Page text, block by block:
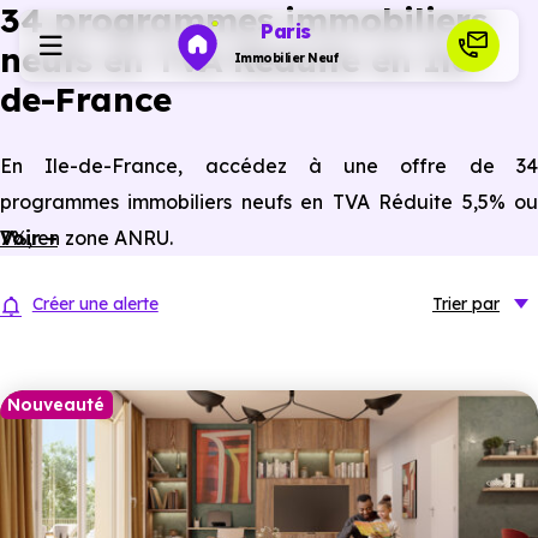
Paris
Immobilier Neuf
Investir
Ressources
Financer
34 programmes immobiliers
neufs en TVA Réduite en Ile-
de-France
En Ile-de-France, accédez à une offre de 34
programmes immobiliers neufs en TVA Réduite 5,5% ou
7%, en zone ANRU.
Voir +
Créer une alerte Trier par
Nouveauté